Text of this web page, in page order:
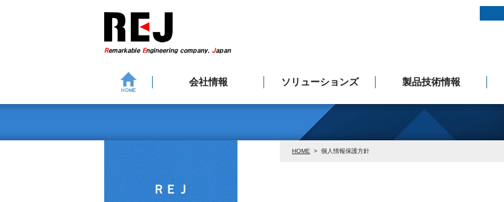
会社情報
企業理念・ビジョン
社長挨拶
会社概要
沿革
役員一覧
組織図
事業所・営業所
環境への取り組み
健康宣言
地域志向CSR方針
ソリューションズ
ドライブシステム
EMS事業案内
アフターサービス
認定システムインテグレーター
製品技術情報
コントローラー
ドライブ
コンバーター
モーター
プロダクトインフォメーション
製品マニュアルダウンロード
製造中止品のお知らせ
HOME > 個人情報保護方針
ＲＥＪ